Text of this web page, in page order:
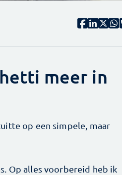
meer in
op een simpele, maar
Op alles voorbereid heb ik